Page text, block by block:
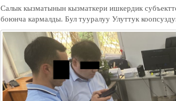
Салык кызматынын кызматкери ишкердик
боюнча кармалды. Бул тууралуу Улуттук